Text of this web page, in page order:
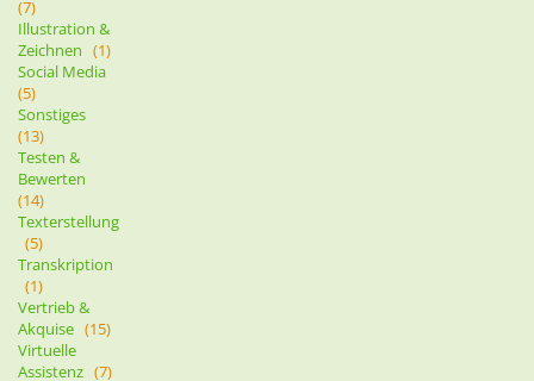
(7)
Illustration &
Zeichnen (1)
Social Media
(5)
Sonstiges
(13)
Testen &
Bewerten
(14)
Texterstellung
(5)
Transkription
(1)
Vertrieb &
Akquise (15)
Virtuelle
Assistenz (7)